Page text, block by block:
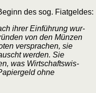
des sog. Fiatgeldes:
ihrer Ein­füh­rung wur­
von den Mün­zen
ver­spra­chen, sie
wer­den. Sie
was Wirt­schafts­wis­
ohne